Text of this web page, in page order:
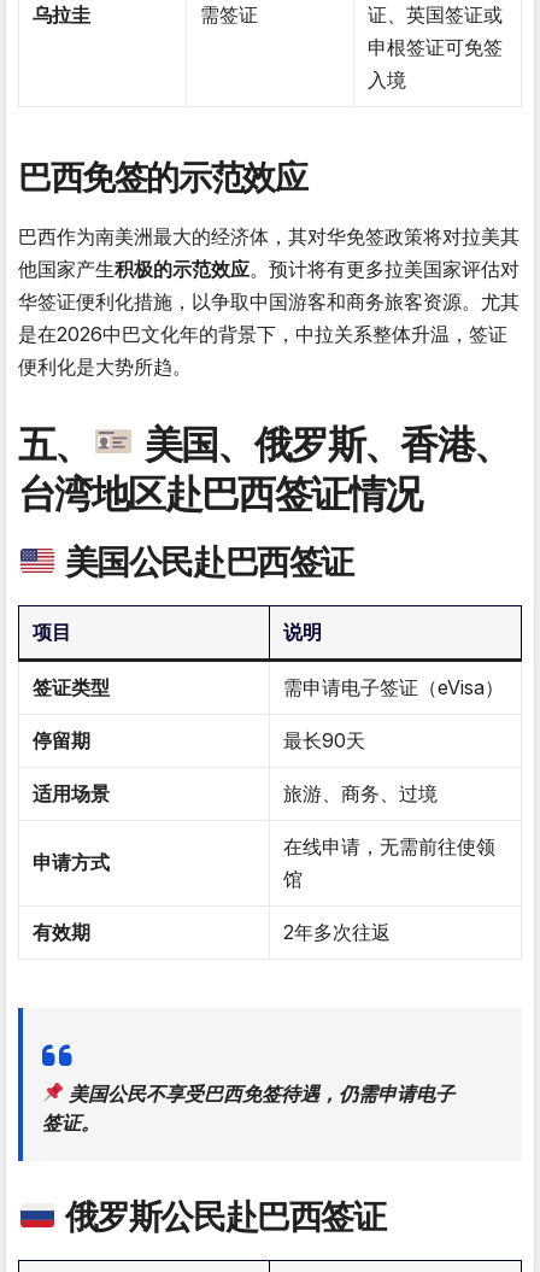
乌拉圭 需签证
证、英国签证或
申根签证可免签
入境
巴西免签的示范效应
巴西作为南美洲最大的经济体，其对华免签政策将对拉美其
他国家产生积极的示范效应。预计将有更多拉美国家评估对
华签证便利化措施，以争取中国游客和商务旅客资源。尤其
是在2026中巴文化年的背景下，中拉关系整体升温，签证
便利化是大势所趋。
五、
美国、俄罗斯、香港、
台湾地区赴巴西签证情况
美国公民赴巴西签证
项目 说明
签证类型 需申请电子签证（eVisa）
停留期 最长90天
适用场景 旅游、商务、过境
申请方式
在线申请，无需前往使领
馆
有效期 2年多次往返
美国公民不享受巴西免签待遇，仍需申请电子
签证。
俄罗斯公民赴巴西签证